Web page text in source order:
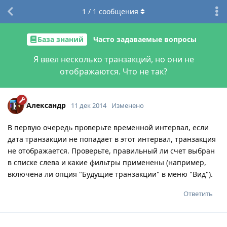
База знаний Часто задаваемые вопросы
Я ввел несколько транзакций, но они не
отображаются. Что не так?
1 / 1 сообщения
Александр 11 дек 2014 Изменено
В первую очередь проверьте временной интервал, если
дата транзакции не попадает в этот интервал, транзакция
не отображается. Проверьте, правильный ли счет выбран
в списке слева и какие фильтры применены (например,
включена ли опция "Будущие транзакции" в меню "Вид").
Ответить